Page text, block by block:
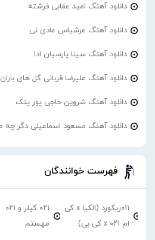
دانلود آهنگ امید عقابی فرشته
دانلود آهنگ عرشیاس عادی نی
دانلود آهنگ سینا پارسیان ادا
دانلود آهنگ علیرضا قربانی گل های
دانلود آهنگ شروین حاجی پور پتک
دانلود آهنگ مسعود اسماعیلی دگر
فهرست خوانندگان
۰۱۱ریکورد (الکیا x کی
ام ۰۲۱ x کی بی)
۰۲۱ کیلر و ۰۲۱
مهستم